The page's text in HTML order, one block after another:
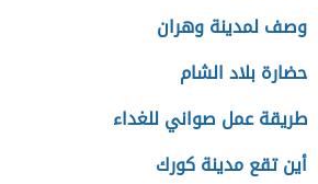
وصف لمدينة وهران
حضارة بلاد الشام
طريقة عمل صواني للغداء
أين تقع مدينة كورك